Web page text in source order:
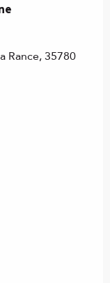
Rance, 35780